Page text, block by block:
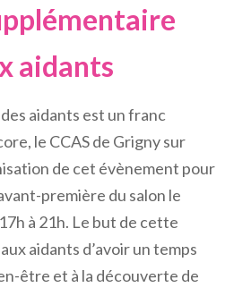
aidants
aidants est un franc
le CCAS de Grigny sur
de cet évènement pour
première du salon le
à 21h. Le but de cette
aidants d’avoir un temps
être et à la découverte de